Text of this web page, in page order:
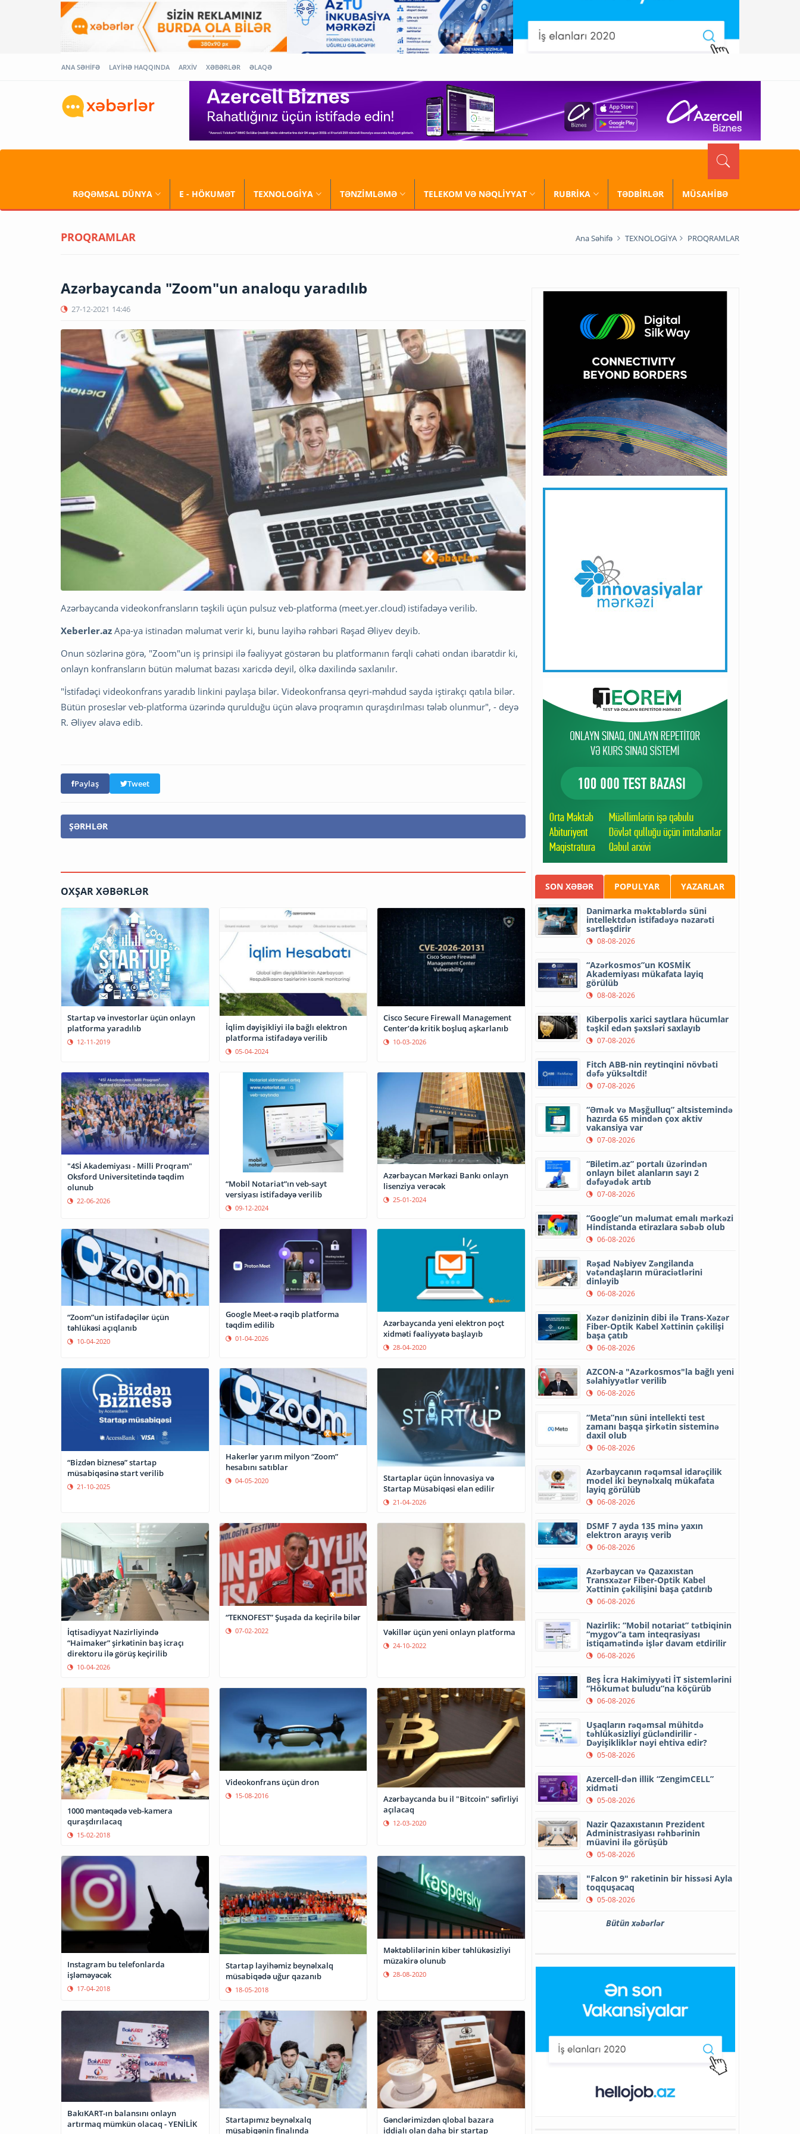
ANA SƏHİFƏ LAYİHƏ HAQQINDA ARXİV XƏBƏRLƏR ƏLAQƏ
RƏQƏMSAL DÜNYA E - HÖKUMƏT TEXNOLOGİYA TƏNZİMLƏMƏ TELEKOM VƏ NƏQLİYYAT RUBRİKA TƏDBİRLƏR MÜSAHİBƏ
PROQRAMLAR Ana Səhifə TEXNOLOGİYA PROQRAMLAR
Azərbaycanda "Zoom"un analoqu yaradılıb
27-12-2021 14:46
Azərbaycanda videokonfransların təşkili üçün pulsuz veb-platforma (meet.yer.cloud) istifadəyə verilib.
Xeberler.az Apa-ya istinadən məlumat verir ki, bunu layihə rəhbəri Rəşad Əliyev deyib.
Onun sözlərinə görə, "Zoom"un iş prinsipi ilə fəaliyyət göstərən bu platformanın fərqli cəhəti ondan ibarətdir ki,
onlayn konfransların bütün məlumat bazası xaricdə deyil, ölkə daxilində saxlanılır.
"İstifadəçi videokonfrans yaradıb linkini paylaşa bilər. Videokonfransa qeyri-məhdud sayda iştirakçı qatıla bilər.
Bütün proseslər veb-platforma üzərində qurulduğu üçün əlavə proqramın quraşdırılması tələb olunmur", - deyə
R. Əliyev əlavə edib.
Paylaş Tweet
ŞƏRHLƏR
OXŞAR XƏBƏRLƏR
Startap və investorlar üçün onlayn
platforma yaradılıb
12-11-2019
İqlim dəyişikliyi ilə bağlı elektron
platforma istifadəyə verilib
05-04-2024
Cisco Secure Firewall Management
Center’də kritik boşluq aşkarlanıb
10-03-2026
"4Sİ Akademiyası - Milli Proqram"
Oksford Universitetində təqdim
olunub
22-06-2026
“Mobil Notariat”ın veb-sayt
versiyası istifadəyə verilib
09-12-2024
Azərbaycan Mərkəzi Bankı onlayn
lisenziya verəcək
25-01-2024
“Zoom”un istifadəçilər üçün
təhlükəsi açıqlanıb
10-04-2020
Google Meet-ə rəqib platforma
təqdim edilib
01-04-2026
Azərbaycanda yeni elektron poçt
xidməti fəaliyyətə başlayıb
28-04-2020
“Bizdən biznesə” startap
müsabiqəsinə start verilib
21-10-2025
Hakerlər yarım milyon “Zoom”
hesabını satıblar
04-05-2020
Startaplar üçün İnnovasiya və
Startap Müsabiqəsi elan edilir
21-04-2026
İqtisadiyyat Nazirliyində
“Haimaker” şirkətinin baş icraçı
direktoru ilə görüş keçirilib
10-04-2026
“TEKNOFEST” Şuşada da keçirilə bilər
07-02-2022 Vəkillər üçün yeni onlayn platforma
24-10-2022
1000 məntəqədə veb-kamera
quraşdırılacaq
15-02-2018
Videokonfrans üçün dron
15-08-2016
Azərbaycanda bu il "Bitcoin" səfirliyi
açılacaq
12-03-2020
Instagram bu telefonlarda
işləməyəcək
17-04-2018
Startap layihəmiz beynəlxalq
müsabiqədə uğur qazanıb
18-05-2018
Məktəblilərinin kiber təhlükəsizliyi
müzakirə olunub
28-08-2020
BakıKART-ın balansını onlayn
artırmaq mümkün olacaq - YENİLİK
Startapımız beynəlxalq
müsabiqənin finalında
Gənclərimizdən qlobal bazara
iddialı olan daha bir startap
SON XƏBƏR POPULYAR YAZARLAR
Danimarka məktəblərdə süni
intellektdən istifadəyə nəzarəti
sərtləşdirir
08-08-2026
“Azərkosmos”un KOSMİK
Akademiyası mükafata layiq
görülüb
08-08-2026
Kiberpolis xarici saytlara hücumlar
təşkil edən şəxsləri saxlayıb
07-08-2026
Fitch ABB-nin reytinqini növbəti
dəfə yüksəltdi!
07-08-2026
“Əmək və Məşğulluq” altsistemində
hazırda 65 mindən çox aktiv
vakansiya var
07-08-2026
“Biletim.az” portalı üzərindən
onlayn bilet alanların sayı 2
dəfəyədək artıb
07-08-2026
“Google”un məlumat emalı mərkəzi
Hindistanda etirazlara səbəb olub
06-08-2026
Rəşad Nəbiyev Zəngilanda
vətəndaşların müraciətlərini
dinləyib
06-08-2026
Xəzər dənizinin dibi ilə Trans-Xəzər
Fiber-Optik Kabel Xəttinin çəkilişi
başa çatıb
06-08-2026
AZCON-a "Azərkosmos"la bağlı yeni
səlahiyyətlər verilib
06-08-2026
“Meta”nın süni intellekti test
zamanı başqa şirkətin sisteminə
daxil olub
06-08-2026
Azərbaycanın rəqəmsal idarəçilik
model iki beynəlxalq mükafata
layiq görülüb
06-08-2026
DSMF 7 ayda 135 minə yaxın
elektron arayış verib
06-08-2026
Azərbaycan və Qazaxıstan
Transxəzər Fiber-Optik Kabel
Xəttinin çəkilişini başa çatdırıb
06-08-2026
Nazirlik: “Mobil notariat” tətbiqinin
“mygov”a tam inteqrasiyası
istiqamətində işlər davam etdirilir
06-08-2026
Beş İcra Hakimiyyəti İT sistemlərini
“Hökumət buludu”na köçürüb
06-08-2026
Uşaqların rəqəmsal mühitdə
təhlükəsizliyi gücləndirilir -
Dəyişikliklər nəyi ehtiva edir?
05-08-2026
Azercell-dən illik “ZengimCELL”
xidməti
05-08-2026
Nazir Qazaxıstanın Prezident
Administrasiyası rəhbərinin
müavini ilə görüşüb
05-08-2026
"Falcon 9" raketinin bir hissəsi Ayla
toqquşacaq
05-08-2026
Bütün xəbərlər